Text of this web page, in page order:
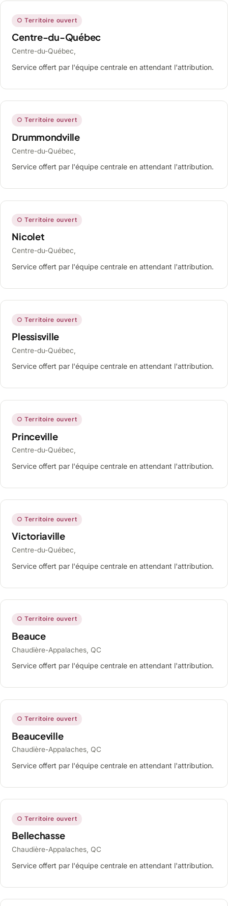
○ Territoire ouvert
Centre-du-Québec
Centre-du-Québec,
Service offert par l'équipe centrale en attendant l'attribution.
○ Territoire ouvert
Drummondville
Centre-du-Québec,
Service offert par l'équipe centrale en attendant l'attribution.
○ Territoire ouvert
Nicolet
Centre-du-Québec,
Service offert par l'équipe centrale en attendant l'attribution.
○ Territoire ouvert
Plessisville
Centre-du-Québec,
Service offert par l'équipe centrale en attendant l'attribution.
○ Territoire ouvert
Princeville
Centre-du-Québec,
Service offert par l'équipe centrale en attendant l'attribution.
○ Territoire ouvert
Victoriaville
Centre-du-Québec,
Service offert par l'équipe centrale en attendant l'attribution.
○ Territoire ouvert
Beauce
Chaudière-Appalaches, QC
Service offert par l'équipe centrale en attendant l'attribution.
○ Territoire ouvert
Beauceville
Chaudière-Appalaches, QC
Service offert par l'équipe centrale en attendant l'attribution.
○ Territoire ouvert
Bellechasse
Chaudière-Appalaches, QC
Service offert par l'équipe centrale en attendant l'attribution.